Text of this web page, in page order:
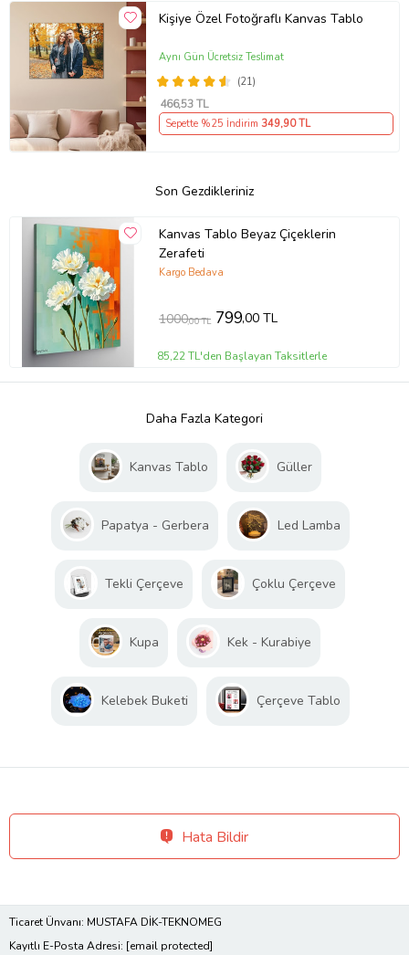
Kişiye Özel Fotoğraflı Kanvas Tablo
(21)
Aynı Gün Ücretsiz Teslimat
466,53 TL
Sepette %25 İndirim 349,90 TL
Son Gezdikleriniz
Kanvas Tablo Beyaz Çiçeklerin
Zerafeti
Kargo Bedava
1000,00 TL 799,00 TL
85,22 TL'den Başlayan Taksitlerle
Daha Fazla Kategori
Kanvas Tablo Güller
Papatya - Gerbera Led Lamba
Tekli Çerçeve Çoklu Çerçeve
Kupa Kek - Kurabiye
Kelebek Buketi Çerçeve Tablo
Hata Bildir
Ticaret Ünvanı: MUSTAFA DİK-TEKNOMEG
Kayıtlı E-Posta Adresi: [email protected]